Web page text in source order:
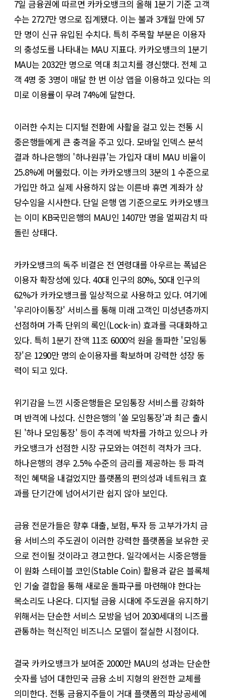
7일 금융권에 따르면 카카오뱅크의 올해 1분기 기준 고객
수는 2727만 명으로 집계됐다. 이는 불과 3개월 만에 57
만 명이 신규 유입된 수치다. 특히 주목할 부분은 이용자
의 충성도를 나타내는 MAU 지표다. 카카오뱅크의 1분기
MAU는 2032만 명으로 역대 최고치를 경신했다. 전체 고
객 4명 중 3명이 매달 한 번 이상 앱을 이용하고 있다는 의
미로 이용률이 무려 74%에 달한다.
이러한 수치는 디지털 전환에 사활을 걸고 있는 전통 시
중은행들에게 큰 충격을 주고 있다. 모바일 인덱스 분석
결과 하나은행의 '하나원큐'는 가입자 대비 MAU 비율이
25.8%에 머물렀다. 이는 카카오뱅크의 3분의 1 수준으로
가입만 하고 실제 사용하지 않는 이른바 휴면 계좌가 상
당수임을 시사한다. 단일 은행 앱 기준으로도 카카오뱅크
는 이미 KB국민은행의 MAU인 1407만 명을 멀찌감치 따
돌린 상태다.
카카오뱅크의 독주 비결은 전 연령대를 아우르는 폭넓은
이용자 확장성에 있다. 40대 인구의 80%, 50대 인구의
62%가 카카오뱅크를 일상적으로 사용하고 있다. 여기에
'우리아이통장' 서비스를 통해 미래 고객인 미성년층까지
선점하며 가족 단위의 록인(Lock-in) 효과를 극대화하고
있다. 특히 1분기 잔액 11조 6000억 원을 돌파한 '모임통
장'은 1290만 명의 순이용자를 확보하며 강력한 성장 동
력이 되고 있다.
위기감을 느낀 시중은행들은 모임통장 서비스를 강화하
며 반격에 나섰다. 신한은행의 '쏠 모임통장'과 최근 출시
된 '하나 모임통장' 등이 추격에 박차를 가하고 있으나 카
카오뱅크가 선점한 시장 규모와는 여전히 격차가 크다.
하나은행의 경우 2.5% 수준의 금리를 제공하는 등 파격
적인 혜택을 내걸었지만 플랫폼의 편의성과 네트워크 효
과를 단기간에 넘어서기란 쉽지 않아 보인다.
금융 전문가들은 향후 대출, 보험, 투자 등 고부가가치 금
융 서비스의 주도권이 이러한 강력한 플랫폼을 보유한 곳
으로 전이될 것이라고 경고한다. 일각에서는 시중은행들
이 원화 스테이블 코인(Stable Coin) 활용과 같은 블록체
인 기술 결합을 통해 새로운 돌파구를 마련해야 한다는
목소리도 나온다. 디지털 금융 시대에 주도권을 유지하기
위해서는 단순한 서비스 모방을 넘어 2030세대의 니즈를
관통하는 혁신적인 비즈니스 모델이 절실한 시점이다.
결국 카카오뱅크가 보여준 2000만 MAU의 성과는 단순한
숫자를 넘어 대한민국 금융 소비 지형의 완전한 교체를
의미한다. 전통 금융지주들이 거대 플랫폼의 파상공세에